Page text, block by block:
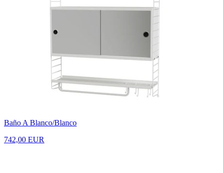
Baño A Blanco/Blanco
742,00 EUR